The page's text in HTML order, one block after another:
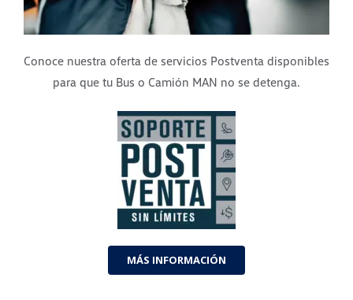
Conoce nuestra oferta de servicios Postventa disponibles
para que tu Bus o Camión MAN no se detenga.
MÁS INFORMACIÓN